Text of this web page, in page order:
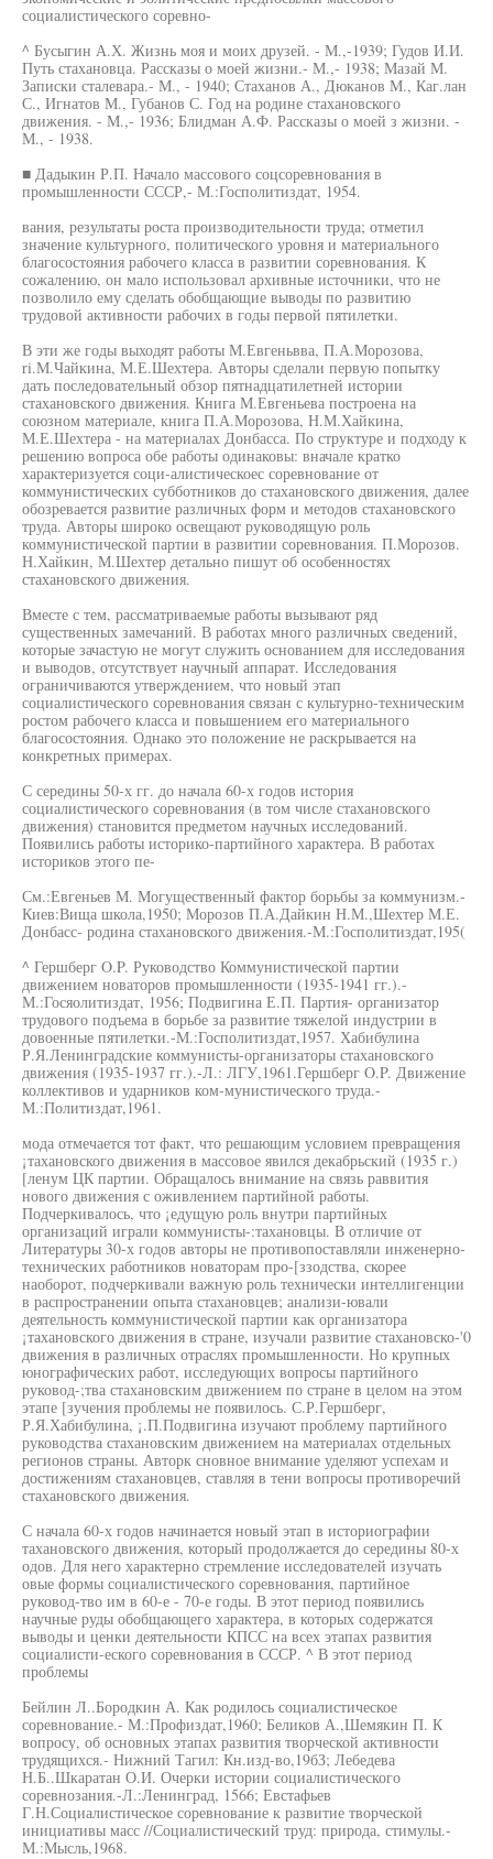
социалистического соревно-
^ Бусыгин А.Х. Жизнь моя и моих друзей. - М.,-1939; Гудов И.И.
Путь стахановца. Рассказы о моей жизни.- М.,- 1938; Мазай М.
Записки сталевара.- М., - 1940; Стаханов А., Дюканов М., Каг.лан
С., Игнатов М., Губанов С. Год на родине стахановского
движения. - М.,- 1936; Блидман А.Ф. Рассказы о моей з жизни. -
М., - 1938.
■ Дадыкин Р.П. Начало массового соцсоревнования в
промышленности СССР,- М.:Госполитиздат, 1954.
вания, результаты роста производительности труда; отметил
значение культурного, политического уровня и материального
благосостояния рабочего класса в развитии соревнования. К
сожалению, он мало использовал архивные источники, что не
позволило ему сделать обобщающие выводы по развитию
трудовой активности рабочих в годы первой пятилетки.
В эти же годы выходят работы М.Евгеньвва, П.А.Морозова,
ri.М.Чайкина, М.Е.Шехтера. Авторы сделали первую попытку
дать последовательный обзор пятнадцатилетней истории
стахановского движения. Книга М.Евгеньева построена на
союзном материале, книга П.А.Морозова, Н.М.Хайкина,
М.Е.Шехтера - на материалах Донбасса. По структуре и подходу к
решению вопроса обе работы одинаковы: вначале кратко
характеризуется соци-алистическоес соревнование от
коммунистических субботников до стахановского движения, далее
обозревается развитие различных форм и методов стахановского
труда. Авторы широко освещают руководящую роль
коммунистической партии в развитии соревнования. П.Морозов.
Н.Хайкин, М.Шехтер детально пишут об особенностях
стахановского движения.
Вместе с тем, рассматриваемые работы вызывают ряд
существенных замечаний. В работах много различных сведений,
которые зачастую не могут служить основанием для исследования
и выводов, отсутствует научный аппарат. Исследования
ограничиваются утверждением, что новый этап
социалистического соревнования связан с культурно-техническим
ростом рабочего класса и повышением его материального
благосостояния. Однако это положение не раскрывается на
конкретных примерах.
С середины 50-х гг. до начала 60-х годов история
социалистического соревнования (в том числе стахановского
движения) становится предметом научных исследований.
Появились работы историко-партийного характера. В работах
историков этого пе-
См.:Евгеньев М. Могущественный фактор борьбы за коммунизм.-
Киев:Вища школа,1950; Морозов П.А.Дайкин Н.М.,Шехтер М.Е.
Донбасс- родина стахановского движения.-М.:Госполитиздат,195(
^ Гершберг O.P. Руководство Коммунистической партии
движением новаторов промышленности (1935-1941 гг.).-
М.:Госяолитиздат, 1956; Подвигина Е.П. Партия- организатор
трудового подъема в борьбе за развитие тяжелой индустрии в
довоенные пятилетки.-М.:Госполитиздат,1957. Хабибулина
Р.Я.Ленинградские коммунисты-организаторы стахановского
движения (1935-1937 гг.).-Л.: ЛГУ,1961.Гершберг O.P. Движение
коллективов и ударников ком-мунистического труда.-
М.:Политиздат,1961.
мода отмечается тот факт, что решающим условием превращения
¡тахановского движения в массовое явился декабрьский (1935 г.)
[ленум ЦК партии. Обращалось внимание на связь раввития
нового движения с оживлением партийной работы.
Подчеркивалось, что ¡едущую роль внутри партийных
организаций играли коммунисты-:тахановцы. В отличие от
Литературы 30-х годов авторы не противопоставляли инженерно-
технических работников новаторам про-[ззодства, скорее
наоборот, подчеркивали важную роль технически интеллигенции
в распространении опыта стахановцев; анализи-ювали
деятельность коммунистической партии как организатора
¡тахановского движения в стране, изучали развитие стахановско-'0
движения в различных отраслях промышленности. Но крупных
юнографических работ, исследующих вопросы партийного
руковод-;тва стахановским движением по стране в целом на этом
этапе [зучения проблемы не появилось. С.Р.Гершберг,
Р.Я.Хабибулина, ¡.П.Подвигина изучают проблему партийного
руководства стахановским движением на материалах отдельных
регионов страны. Авторк сновное внимание уделяют успехам и
достижениям стахановцев, ставляя в тени вопросы противоречий
стахановского движения.
С начала 60-х годов начинается новый этап в историографии
тахановского движения, который продолжается до середины 80-х
одов. Для него характерно стремление исследователей изучать
овые формы социалистического соревнования, партийное
руковод-тво им в 60-е - 70-е годы. В этот период появились
научные руды обобщающего характера, в которых содержатся
выводы и ценки деятельности КПСС на всех этапах развития
социалисти-еского соревнования в СССР. ^ В этот период
проблемы
Бейлин Л..Бородкин А. Как родилось социалистическое
соревнование.- М.:Профиздат,1960; Беликов А.,Шемякин П. К
вопросу, об основных этапах развития творческой активности
трудящихся.- Нижний Тагил: Кн.изд-во,19бЗ; Лебедева
Н.Б..Шкаратан О.И. Очерки истории социалистического
соревнозания.-Л.:Ленинград, 1566; Евстафьев
Г.Н.Социалистическое соревнование к развитие творческой
инициативы масс //Социалистический труд: природа, стимулы.-
М.:Мысль,1968.